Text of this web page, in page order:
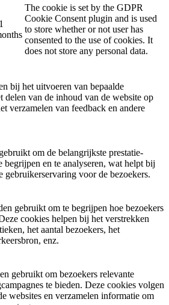
The cookie is set by the GDPR
Cookie Consent plugin and is used
to store whether or not user has
consented to the use of cookies. It
does not store any personal data.
bij het uitvoeren van bepaalde
delen van de inhoud van de website op
verzamelen van feedback en andere
om de belangrijkste prestatie-
begrijpen en te analyseren, wat helpt bij
gebruikerservaring voor de bezoekers.
gebruikt om te begrijpen hoe bezoekers
cookies helpen bij het verstrekken
het aantal bezoekers, het
enz.
gebruikt om bezoekers relevante
te bieden. Deze cookies volgen
websites en verzamelen informatie om